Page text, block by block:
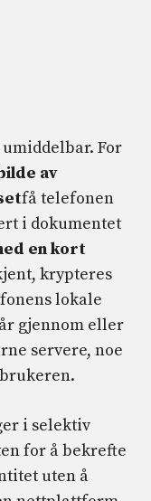
For
av
få telefonen
i dokumentet
en kort
krypteres
lokale
gjennom eller
servere, noe
i selektiv
for å bekrefte
uten å